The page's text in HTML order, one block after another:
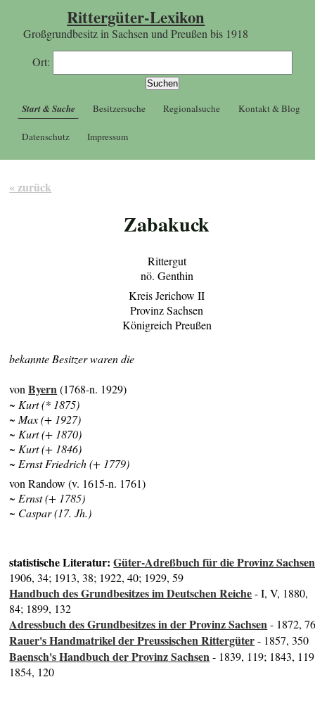
Rittergüter-Lexikon
Großgrundbesitz in Sachsen und Preußen bis 1918
Ort:
Start & Suche Besitzersuche Regionalsuche Kontakt & Blog
Datenschutz Impressum
« zurück
Zabakuck
Rittergut
nö. Genthin
Kreis Jerichow II
Provinz Sachsen
Königreich Preußen
bekannte Besitzer waren die
vonByern(1768-n. 1929)
~ Kurt (* 1875)
~ Max (+ 1927)
~ Kurt (+ 1870)
~ Kurt (+ 1846)
~ Ernst Friedrich (+ 1779)
von Randow (v. 1615-n. 1761)
~ Ernst (+ 1785)
~ Caspar (17. Jh.)
statistische Literatur:Güter-Adreßbuch für die Provinz Sachsen
1906, 34; 1913, 38; 1922, 40; 1929, 59
Handbuch des Grundbesitzes im Deutschen Reiche- I, V, 1880,
84; 1899, 132
Adressbuch des Grundbesitzes in der Provinz Sachsen- 1872,
Rauer's Handmatrikel der Preussischen Rittergüter- 1857, 350
Baensch's Handbuch der Provinz Sachsen- 1839, 119; 1843,
1854, 120